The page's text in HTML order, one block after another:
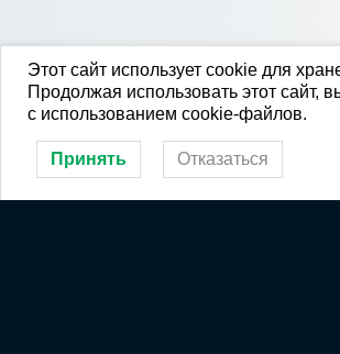
Этот сайт использует cookie для
Продолжая использовать этот сайт,
с использованием cookie-файлов.
Принять Отказаться